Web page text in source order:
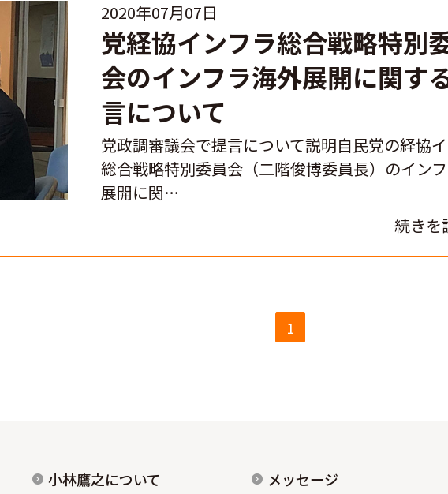
2020年07月07日
党経協インフラ総合戦略特別
会のインフラ海外展開に関す
言について
党政調審議会で提言について説明自民党の経協
総合戦略特別委員会（二階俊博委員長）のイン
展開に関…
続きを
1
小林鷹之について メッセージ